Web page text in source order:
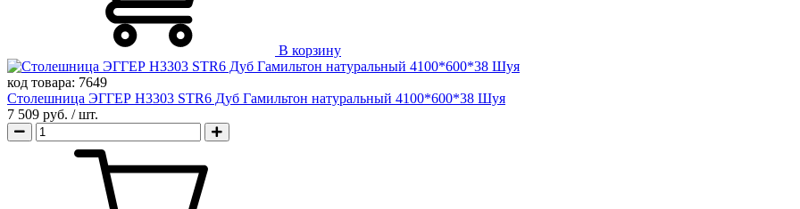
В корзину
код товара: 7649
Столешница ЭГГЕР H3303 STR6 Дуб Гамильтон натуральный 4100*600*38 Шуя
7 509 руб. / шт.